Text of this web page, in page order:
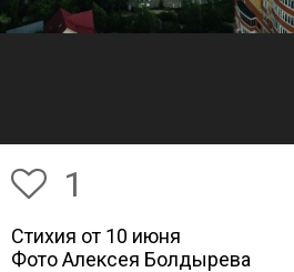
1
Стихия от 10 июня
Фото Алексея Болдырева